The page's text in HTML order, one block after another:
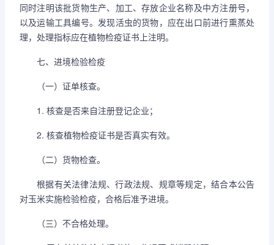
同时注明该批货物生产、加工、存放企业名称及中方注册号，
以及运输工具编号。发现活虫的货物，应在出口前进行熏蒸处
理，处理指标应在植物检疫证书上注明。
七、进境检验检疫
（一）证单核查。
1. 核查是否来自注册登记企业；
2. 核查植物检疫证书是否真实有效。
（二）货物检查。
根据有关法律法规、行政法规、规章等规定，结合本公告
对玉米实施检验检疫，合格后准予进境。
（三）不合格处理。